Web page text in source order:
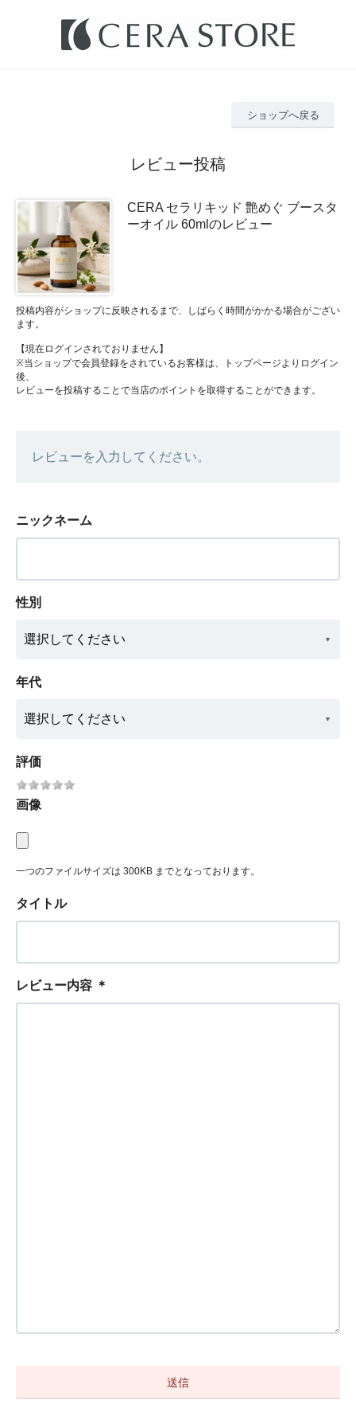
ショップへ戻る
レビュー投稿
CERA セラリキッド 艶めぐ ブースタ
ーオイル 60mlのレビュー
投稿内容がショップに反映されるまで、しばらく時間がかかる場合がござい
ます。
【現在ログインされておりません】
※当ショップで会員登録をされているお客様は、トップページよりログイン
後、
レビューを投稿することで当店のポイントを取得することができます。
レビューを入力してください。
ニックネーム
性別
年代
評価
画像
一つのファイルサイズは 300KB までとなっております。
タイトル
レビュー内容 ＊